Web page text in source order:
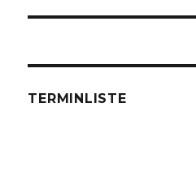
TERMINLISTE